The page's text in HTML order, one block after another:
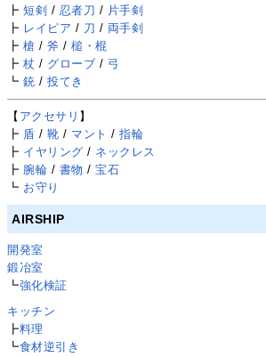
┣短剣 / 忍者刀 / 片手剣
┣ レイピア / 刀 / 両手剣
┣槍 /斧 /槌・棍
┣杖 / グローブ / 弓
┗銃 /投てき
【 アクセサリ 】
┣ 盾 /靴 / マント /指輪
┣ イヤリング / ネックレス
┣ 腕輪 / 書物 /宝石
┗ お守り
AIRSHIP
開発室
鍛冶室
┗強化検証
キッチン
┣料理
┗食材逆引き